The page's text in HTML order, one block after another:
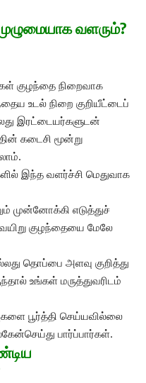
வளரும்?
குழந்தை நிறைவாக
உடல் நிறை குறியீட்டைப்
இரட்டையர்களுடன்
கடைசி மூன்று
இந்த வளர்ச்சி மெதுவாக
முன்னோக்கி எடுத்துச்
குழந்தையை மேலே
தொப்பை அளவு குறித்து
உங்கள் மருத்துவரிடம்
பூர்த்தி செய்யவில்லை
பார்ப்பார்கள்.